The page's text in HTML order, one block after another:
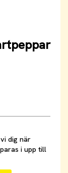
dig när
i upp till